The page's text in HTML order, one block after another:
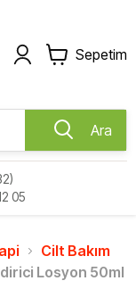
Sepetim
Ara
05
Cilt Bakım
Losyon 50ml